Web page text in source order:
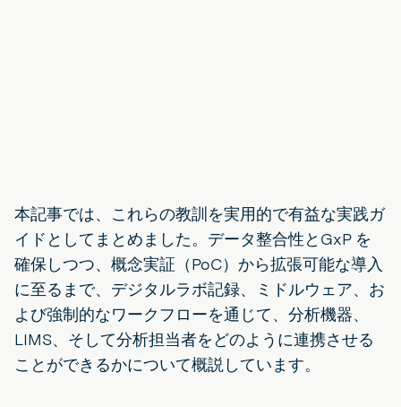
本記事では、これらの教訓を実用的で有益な実践ガ
イドとしてまとめました。データ整合性とGxP を
確保しつつ、概念実証（PoC）から拡張可能な導入
に至るまで、デジタルラボ記録、ミドルウェア、お
よび強制的なワークフローを通じて、分析機器、
LIMS、そして分析担当者をどのように連携させる
ことができるかについて概説しています。